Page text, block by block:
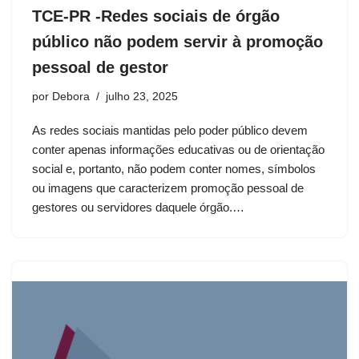
TCE-PR -Redes sociais de órgão
público não podem servir à promoção
pessoal de gestor
por Debora julho 23, 2025
As redes sociais mantidas pelo poder público devem
conter apenas informações educativas ou de orientação
social e, portanto, não podem conter nomes, símbolos
ou imagens que caracterizem promoção pessoal de
gestores ou servidores daquele órgão.…